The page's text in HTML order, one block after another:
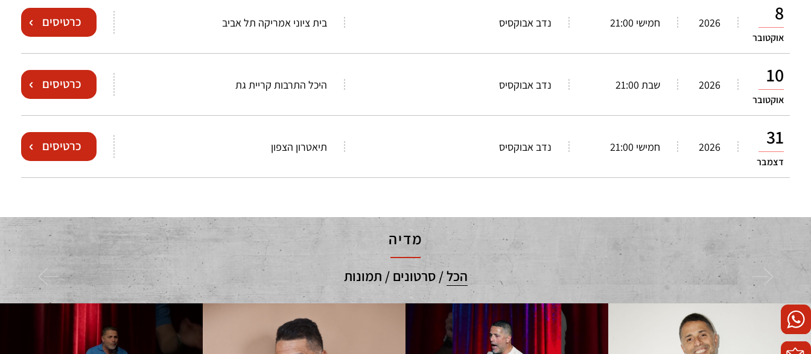
8
אוקטובר
2026 חמישי 21:00 נדב אבוקסיס בית ציוני אמריקה תל אביב כרטיסים
10
אוקטובר
2026 שבת 21:00 נדב אבוקסיס היכל התרבות קריית גת כרטיסים
31
דצמבר
2026 חמישי 21:00 נדב אבוקסיס תיאטרון הצפון כרטיסים
מדיה
הכל/סרטונים /תמונות